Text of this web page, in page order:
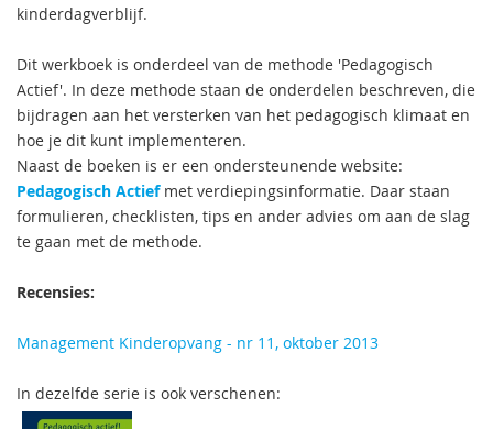
kinderdagverblijf.
Dit werkboek is onderdeel van de methode 'Pedagogisch
Actief'. In deze methode staan de onderdelen beschreven, die
bijdragen aan het versterken van het pedagogisch klimaat en
hoe je dit kunt implementeren.
Naast de boeken is er een ondersteunende website:
Pedagogisch Actiefmet verdiepingsinformatie. Daar staan
formulieren, checklisten, tips en ander advies om aan de slag
te gaan met de methode.
Recensies:
Management Kinderopvang - nr 11, oktober 2013
In dezelfde serie is ook verschenen: